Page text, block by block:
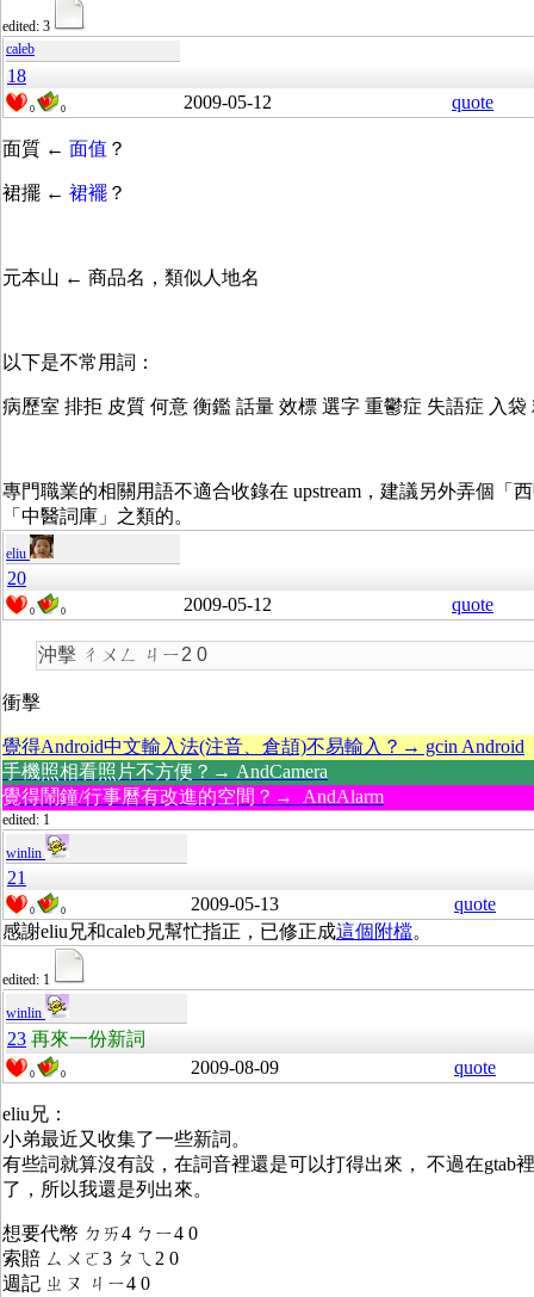
edited: 3
caleb
18
0 0 2009-05-12 quote
面質 ← 面值 ？
裙擺 ← 裙襬 ？
元本山 ← 商品名，類似人地名
以下是不常用詞：
病歷室 排拒 皮質 何意 衡鑑 話量 效標 選字 重鬱症 失語症 入袋
專門職業的相關用語不適合收錄在 upstream，建議另外弄個「
「中醫詞庫」之類的。
eliu
20
0 0 2009-05-12 quote
沖擊 ㄔㄨㄥ ㄐㄧ2 0
衝擊
覺得Android中文輸入法(注音、倉頡)不易輸入？→ gcin Android
手機照相看照片不方便？→ AndCamera
覺得鬧鐘/行事曆有改進的空間？→ AndAlarm
edited: 1
winlin
21
0 0 2009-05-13
quote
感謝eliu兄和caleb兄幫忙指正，已修正成這個附檔。
edited: 1
winlin
23 再來一份新詞
0 0 2009-08-09 quote
eliu兄：
小弟最近又收集了一些新詞。
有些詞就算沒有設，在詞音裡還是可以打得出來， 不過在gtab
了，所以我還是列出來。
想要代幣 ㄉㄞ4 ㄅㄧ4 0
索賠 ㄙㄨㄛ3 ㄆㄟ2 0
週記 ㄓㄡ ㄐㄧ4 0